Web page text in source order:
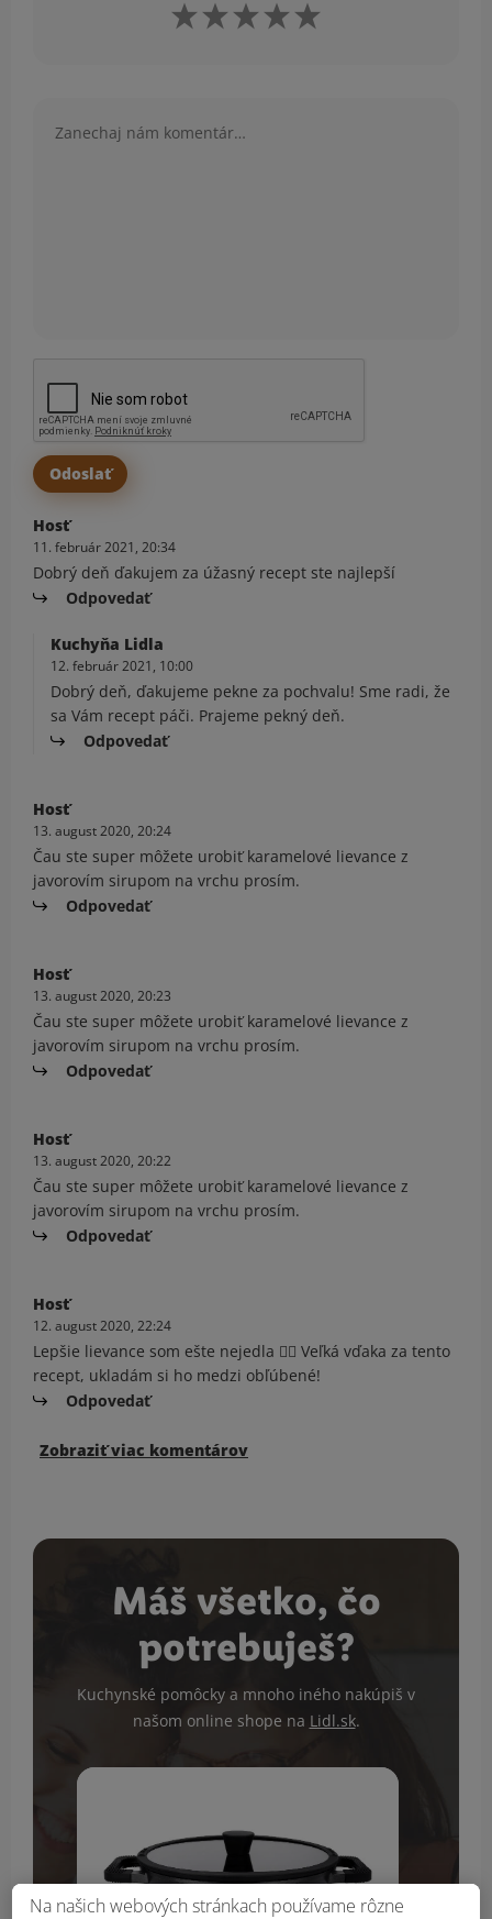
Hosť
11. február 2021, 20:34
Dobrý deň ďakujem za úžasný recept ste najlepší
Odpovedať
Kuchyňa Lidla
12. február 2021, 10:00
Dobrý deň, ďakujeme pekne za pochvalu! Sme radi, že
sa Vám recept páči. Prajeme pekný deň.
Odpovedať
Hosť
13. august 2020, 20:24
Čau ste super môžete urobiť karamelové lievance z
javorovím sirupom na vrchu prosím.
Odpovedať
Hosť
13. august 2020, 20:23
Čau ste super môžete urobiť karamelové lievance z
javorovím sirupom na vrchu prosím.
Odpovedať
Hosť
13. august 2020, 20:22
Čau ste super môžete urobiť karamelové lievance z
javorovím sirupom na vrchu prosím.
Odpovedať
Hosť
12. august 2020, 22:24
Lepšie lievance som ešte nejedla 👌🏻 Veľká vďaka za tento
recept, ukladám si ho medzi obľúbené!
Odpovedať
Zobraziť viac komentárov
Máš všetko, čo
potrebuješ?
Kuchynské pomôcky a mnoho iného nakúpiš v
našom online shope na Lidl.sk.
Na našich webových stránkach používame rôzne